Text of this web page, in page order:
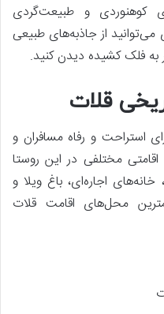
کوهنوردی و طبیعت‌گردی
از جاذبه‌های طبیعی
به فلک کشیده دیدن کنید.
قلات
استراحت و رفاه مسافران و
اقامتی مختلفی در این روستا
اجاره‌ای، باغ ویلا و
محل‌های اقامت قلات